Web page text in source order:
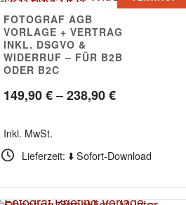
4.78
FOTOGRAF AGB
VORLAGE + VERTRAG
INKL. DSGVO &
WIDERRUF – FÜR B2B
ODER B2C
149,90€–238,90€Preisspanne:
238,90 €
Inkl. MwSt.
Lieferzeit: ⬇️ Sofort-Download